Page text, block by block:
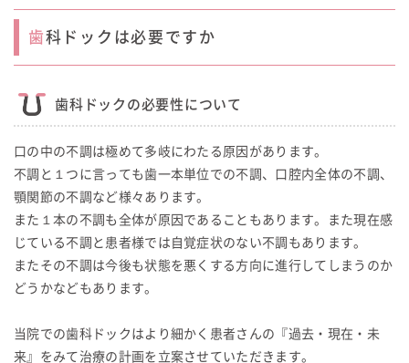
歯科ドックは必要ですか
歯科ドックの必要性について
口の中の不調は極めて多岐にわたる原因があります。
不調と１つに言っても歯一本単位での不調、口腔内全体の不調、
顎関節の不調など様々あります。
また１本の不調も全体が原因であることもあります。また現在感
じている不調と患者様では自覚症状のない不調もあります。
またその不調は今後も状態を悪くする方向に進行してしまうのか
どうかなどもあります。
当院での歯科ドックはより細かく患者さんの『過去・現在・未
来』をみて治療の計画を立案させていただきます。